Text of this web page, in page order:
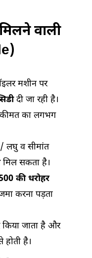
वाली
मशीन पर
दी जा रही है।
का लगभग
लघु व सीमांत
मिल सकता है।
की धरोहर
करना पड़ता
जाता है और
होती है।